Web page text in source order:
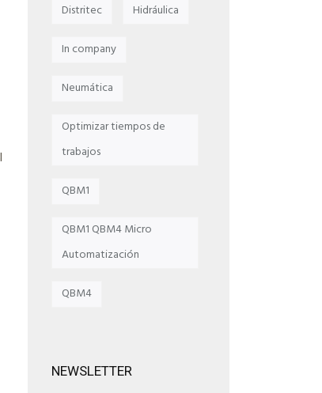
Distritec Hidráulica
In company
Neumática
Optimizar tiempos de
trabajos
QBM1
QBM1 QBM4 Micro
Automatización
QBM4
NEWSLETTER